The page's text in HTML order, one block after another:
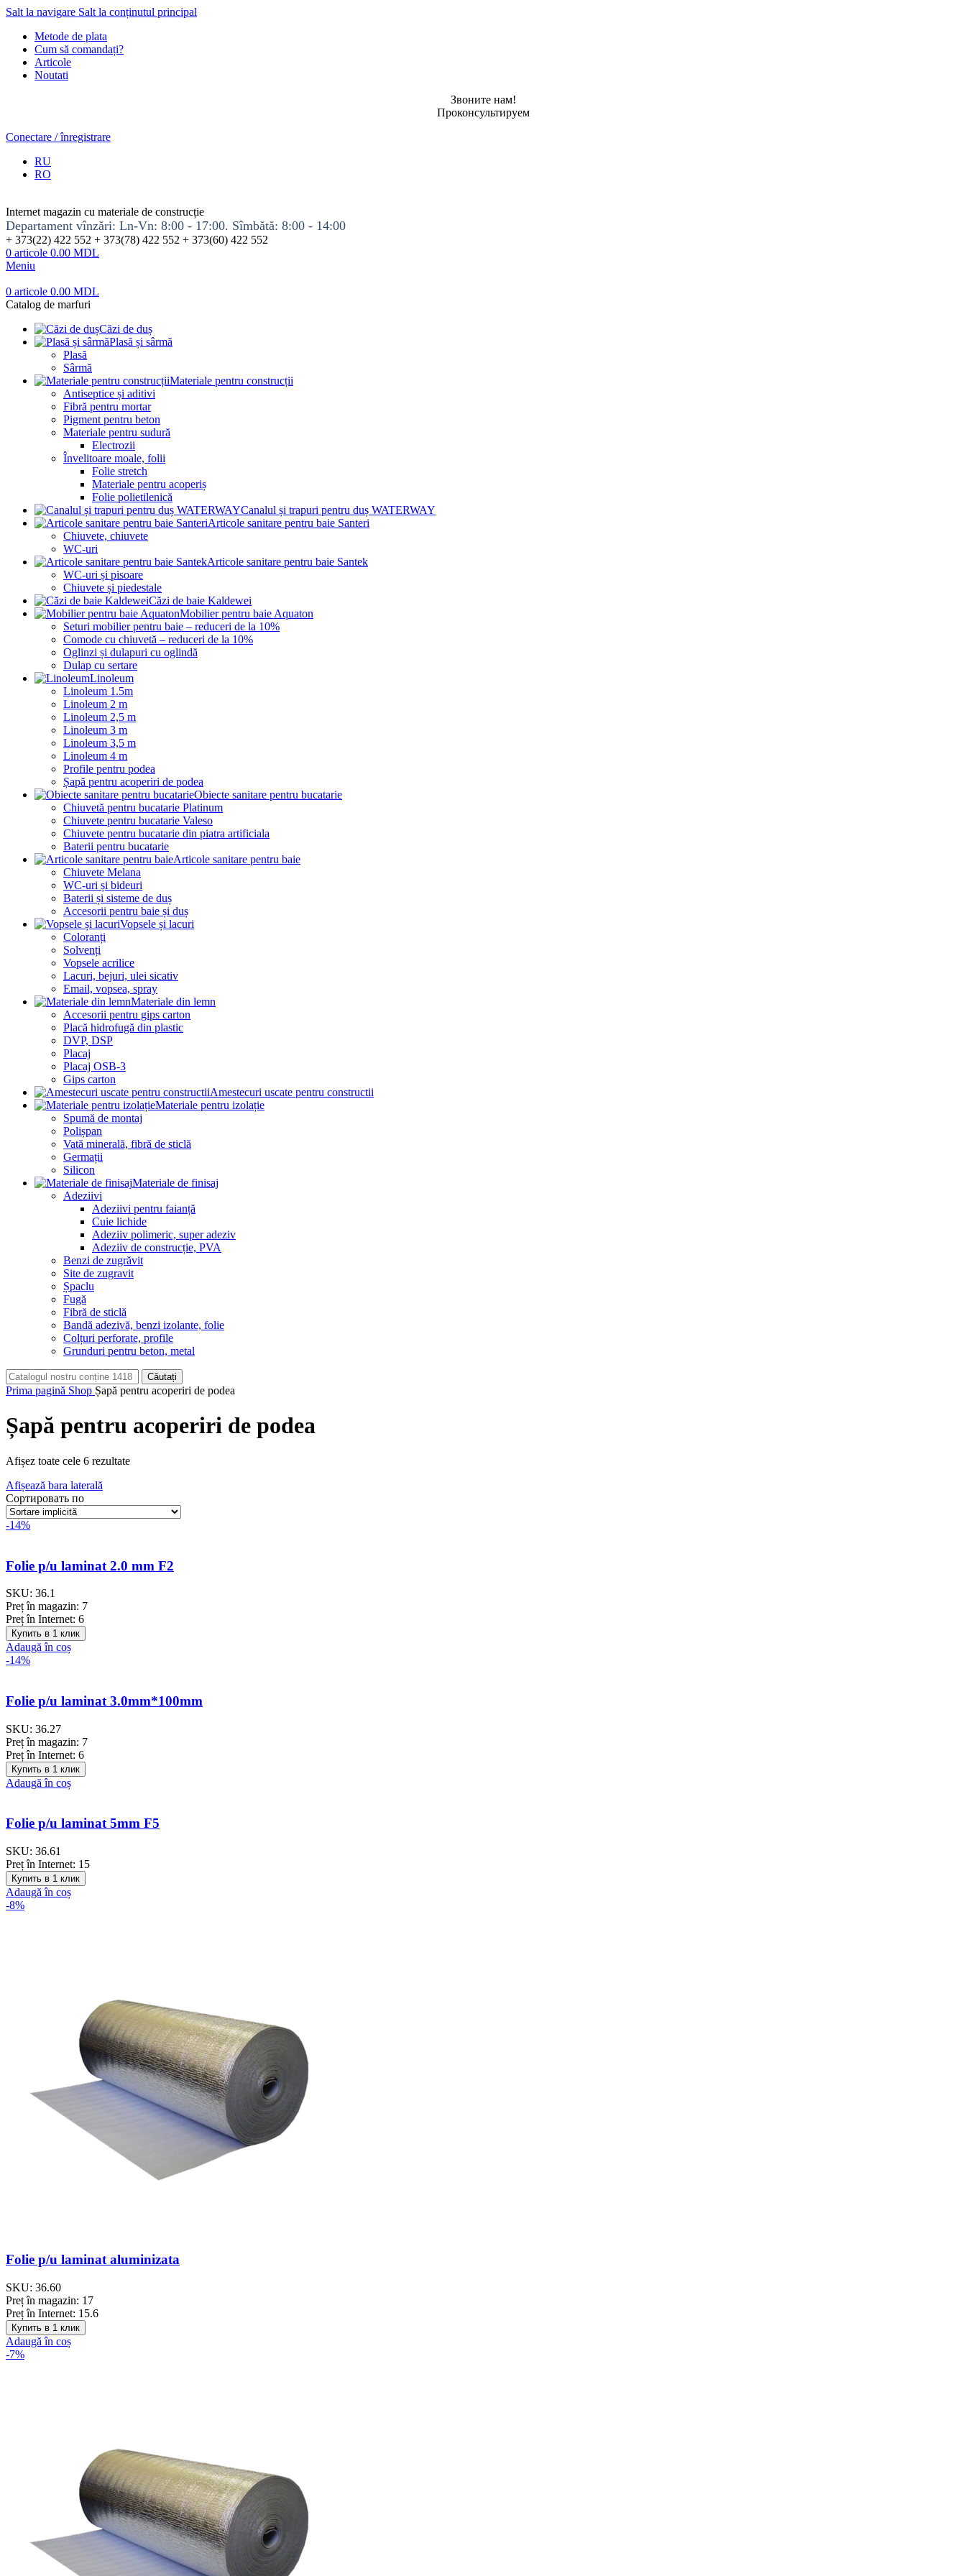
Salt la navigare Salt la conținutul principal
Metode de plata
Cum să comandați?
Articole
Noutati
Звоните нам!
Проконсультируем
Conectare / înregistrare
RU
RO
Internet magazin cu materiale de construcție
Departament vînzări: Ln-Vn: 8:00 - 17:00. Sîmbătă: 8:00 - 14:00
+ 373(22) 422 552 + 373(78) 422 552 + 373(60) 422 552
0 articole 0.00 MDL
Meniu
0 articole 0.00 MDL
Catalog de marfuri
Căzi de duș
Plasă și sârmă
Plasă
Sârmă
Materiale pentru construcții
Antiseptice și aditivi
Fibră pentru mortar
Pigment pentru beton
Materiale pentru sudură
Electrozii
Învelitoare moale, folii
Folie stretch
Materiale pentru acoperiș
Folie polietilenică
Canalul și trapuri pentru duș WATERWAY
Articole sanitare pentru baie Santeri
Chiuvete, chiuvete
WC-uri
Articole sanitare pentru baie Santek
WC-uri și pisoare
Chiuvete și piedestale
Căzi de baie Kaldewei
Mobilier pentru baie Aquaton
Seturi mobilier pentru baie – reduceri de la 10%
Comode cu chiuvetă – reduceri de la 10%
Oglinzi și dulapuri cu oglindă
Dulap cu sertare
Linoleum
Linoleum 1.5m
Linoleum 2 m
Linoleum 2,5 m
Linoleum 3 m
Linoleum 3,5 m
Linoleum 4 m
Profile pentru podea
Șapă pentru acoperiri de podea
Obiecte sanitare pentru bucatarie
Chiuvetă pentru bucatarie Platinum
Chiuvete pentru bucatarie Valeso
Chiuvete pentru bucatarie din piatra artificiala
Baterii pentru bucatarie
Articole sanitare pentru baie
Chiuvete Melana
WC-uri și bideuri
Baterii și sisteme de duș
Accesorii pentru baie și duș
Vopsele și lacuri
Coloranți
Solvenți
Vopsele acrilice
Lacuri, bejuri, ulei sicativ
Email, vopsea, spray
Materiale din lemn
Accesorii pentru gips carton
Placă hidrofugă din plastic
DVP, DSP
Placaj
Placaj OSB-3
Gips carton
Amestecuri uscate pentru constructii
Materiale pentru izolație
Spumă de montaj
Polișpan
Vată minerală, fibră de sticlă
Germații
Silicon
Materiale de finisaj
Adeziivi
Adeziivi pentru faianță
Cuie lichide
Adeziiv polimeric, super adeziv
Adeziiv de construcție, PVA
Benzi de zugrăvit
Site de zugravit
Șpaclu
Fugă
Fibră de sticlă
Bandă adezivă, benzi izolante, folie
Colțuri perforate, profile
Grunduri pentru beton, metal
Căutați
Prima pagină Shop Șapă pentru acoperiri de podea
Șapă pentru acoperiri de podea
Afișez toate cele 6 rezultate
Afișează bara laterală
Сортировать по
-14%
Folie p/u laminat 2.0 mm F2
SKU: 36.1
Preț în magazin: 7
Preț în Internet: 6
Купить в 1 клик
Adaugă în coș
-14%
Folie p/u laminat 3.0mm*100mm
SKU: 36.27
Preț în magazin: 7
Preț în Internet: 6
Купить в 1 клик
Adaugă în coș
Folie p/u laminat 5mm F5
SKU: 36.61
Preț în Internet: 15
Купить в 1 клик
Adaugă în coș
-8%
Folie p/u laminat aluminizata
SKU: 36.60
Preț în magazin: 17
Preț în Internet: 15.6
Купить в 1 клик
Adaugă în coș
-7%